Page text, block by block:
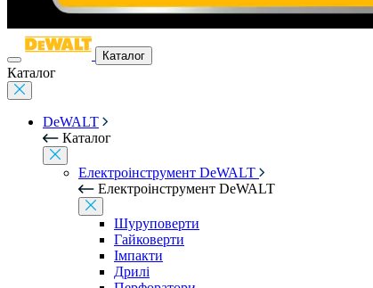
Каталог
Каталог
DeWALT
Каталог
Електроінструмент DeWALT
Електроінструмент DeWALT
Шуруповерти
Гайковерти
Імпакти
Дрилі